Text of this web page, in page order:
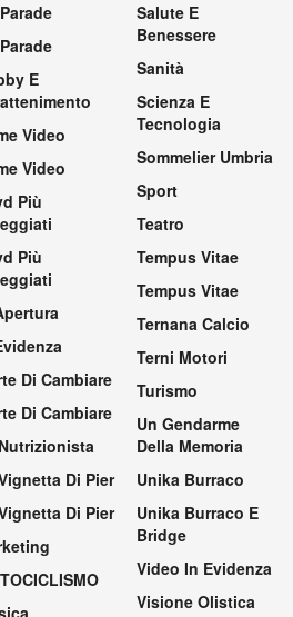
E
Video
Video
Più
Più
Di Cambiare
Di Cambiare
Di Pier
Di Pier
Salute E
Benessere
Sanità
Scienza E
Tecnologia
Sommelier Umbria
Sport
Teatro
Tempus Vitae
Tempus Vitae
Ternana Calcio
Terni Motori
Turismo
Un Gendarme
Della Memoria
Unika Burraco
Unika Burraco E
Bridge
Video In Evidenza
Visione Olistica